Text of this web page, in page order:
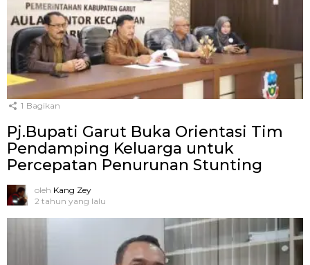
1 Bagikan
Pj.Bupati Garut Buka Orientasi Tim
Pendamping Keluarga untuk
Percepatan Penurunan Stunting
oleh Kang Zey
2 tahun yang lalu